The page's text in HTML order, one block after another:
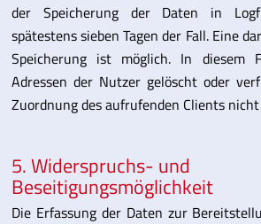
der Speicherung der Daten in
spätestens sieben Tagen der Fall. Eine
Speicherung ist möglich. In diesem
Adressen der Nutzer gelöscht oder
Zuordnung des aufrufenden Clients
5. Widerspruchs- und
Beseitigungsmöglichkeit
Die Erfassung der Daten zur